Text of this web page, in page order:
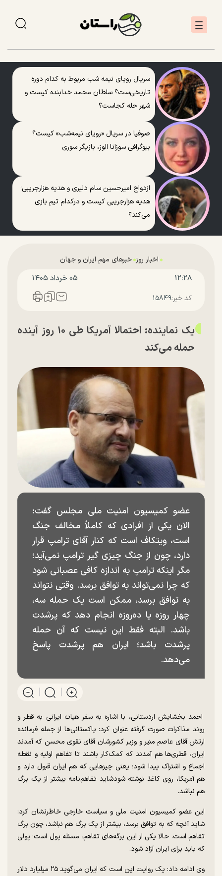
سریال رویای نیمه شب مربوط به کدام دوره
تاریخی‌ست؟ سلطان محمد خدابنده کیست و
شهر حله کجاست؟
صوفیا در سریال «رویای نیمه‌شب» کیست؟
بیوگرافی سوزانا الوز، بازیگر سوری
ازدواج امیرحسین سام دلیری و هدیه هزارجریبی؛
هدیه هزارجریبی کیست و درکدام تیم بازی
می‌کند؟
اخبار روز خبرهای مهم ایران و جهان
۱۲:۲۸ ۰۵ خرداد ۱۴۰۵
کد خبر:۱۵۸۴۹
یک نماینده: احتمالا آمریکا طی ۱۰ روز آینده
حمله می‌کند
عضو کمیسیون امنیت ملی مجلس گفت:
الان یکی از افرادی که کاملاً مخالف جنگ
است، ویتکاف است که کنار آقای ترامپ قرار
دارد، چون از جنگ چیزی گیر ترامپ نمی‌آید؛
مگر اینکه ترامپ به اندازه کافی عصبانی شود
که چرا نمی‌تواند به توافق برسد. وقتی نتواند
به توافق برسد، ممکن است یک حمله سه،
چهار روزه یا ده‌روزه انجام دهد که پرشدت
باشد. البته فقط این نیست که آن حمله
پرشدت باشد؛ ایران هم پرشدت پاسخ
می‌دهد.
احمد بخشایش اردستانی، با اشاره به سفر هیات ایرانی به قطر و
روند مذاکرات صورت گرفته عنوان کرد: پاکستانی‌ها از جمله فرمانده
ارتش آقای عاصم منیر و وزیر کشورشان آقای نقوی محسن که آمدند
ایران، قطری‌ها هم آمدند که کمک‌کار باشند تا تفاهم اولیه و نقطه
اجماع و اشتراک پیدا شود؛ یعنی چیز‌هایی که هم ایران قبول دارد و
هم آمریکا، روی کاغذ نوشته شودشاید تفاهم‌نامه بیشتر از یک برگ
هم نباشد.
این عضو کمیسیون امنیت ملی و سیاست خارجی خاطرنشان کرد:
شاید آنچه که به توافق برسد، بیشتر از یک برگ هم نباشد، چون برگ
تفاهم است. حالا یکی از این برگه‌های تفاهم، مسئله پول است؛ پولی
که باید برای ایران آزاد شود.
وی ادامه داد: یک روایت این است که ایران می‌گوید ۲۵ میلیارد دلار